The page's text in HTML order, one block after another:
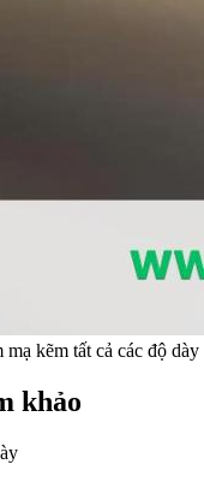
kẽm tất cả các độ
khảo